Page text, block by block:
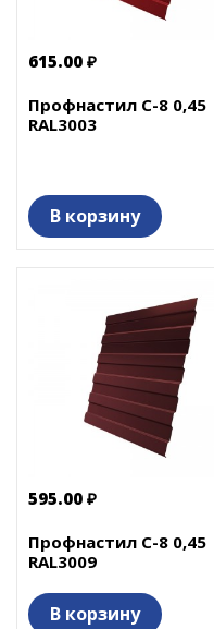
615.00 ₽
Профнастил С-8 0,45
RAL3003
В корзину
595.00 ₽
Профнастил С-8 0,45
RAL3009
В корзину